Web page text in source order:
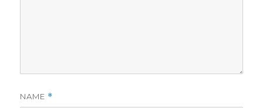
NAME *